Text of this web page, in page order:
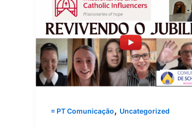
= PT Comunicação, Uncategorized